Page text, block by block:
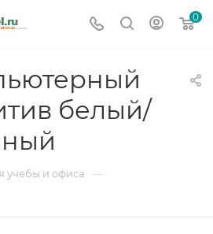
0
белый/
учебы и офиса —